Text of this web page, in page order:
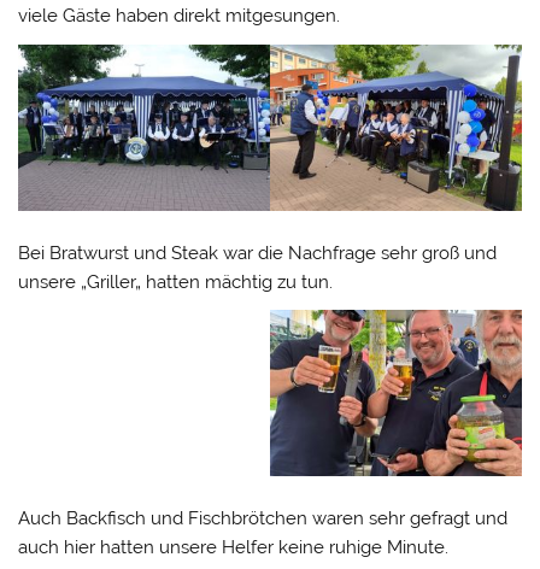
viele Gäste haben direkt mitgesungen.
Bei Bratwurst und Steak war die Nachfrage sehr groß und
unsere „Griller„ hatten mächtig zu tun.
Auch Backfisch und Fischbrötchen waren sehr gefragt und
auch hier hatten unsere Helfer keine ruhige Minute.